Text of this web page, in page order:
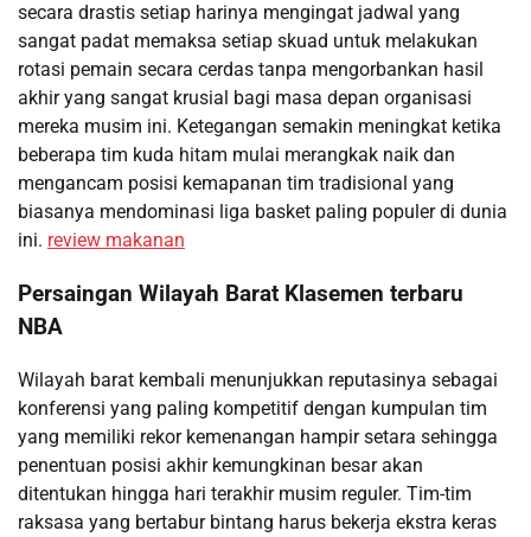
secara drastis setiap harinya mengingat jadwal yang
sangat padat memaksa setiap skuad untuk melakukan
rotasi pemain secara cerdas tanpa mengorbankan hasil
akhir yang sangat krusial bagi masa depan organisasi
mereka musim ini. Ketegangan semakin meningkat ketika
beberapa tim kuda hitam mulai merangkak naik dan
mengancam posisi kemapanan tim tradisional yang
biasanya mendominasi liga basket paling populer di dunia
ini. review makanan
Persaingan Wilayah Barat Klasemen terbaru
NBA
Wilayah barat kembali menunjukkan reputasinya sebagai
konferensi yang paling kompetitif dengan kumpulan tim
yang memiliki rekor kemenangan hampir setara sehingga
penentuan posisi akhir kemungkinan besar akan
ditentukan hingga hari terakhir musim reguler. Tim-tim
raksasa yang bertabur bintang harus bekerja ekstra keras